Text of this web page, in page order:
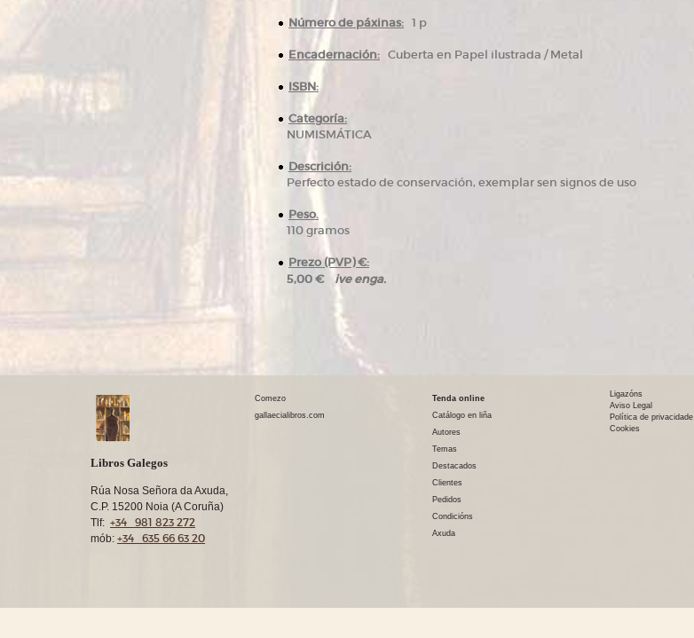
Número de páxinas: 1 p
Encadernación: Cuberta en Papel ilustrada / Metal
ISBN:
Categoría:
NUMISMÁTICA
Descrición:
Perfecto estado de conservación, exemplar sen signos de uso
Peso.
110 gramos
Prezo (PVP) €:
5,00 € ive enga.
Libros Galegos
Rúa Nosa Señora da Axuda,
C.P. 15200 Noia (A Coruña)
Tlf: +34 981 823 272
mób: +34 635 66 63 20
Comezo
gallaecialibros.com
Tenda online
Catálogo en liña
Autores
Temas
Destacados
Clientes
Pedidos
Condicións
Axuda
Ligazóns
Aviso Legal
Política de privacidade
Cookies